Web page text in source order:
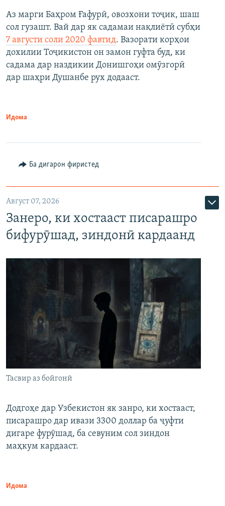
Аз марги Баҳром Ғафурӣ, овозхони тоҷик, шаш
сол гузашт. Вай дар як садамаи нақлиётӣ субҳи
7 августи соли 2020 фавтид. Вазорати корҳои
дохилии Тоҷикистон он замон гуфта буд, ки
садама дар наздикии Донишгоҳи омӯзгорӣ
дар шаҳри Душанбе рух додааст.
Идома
Ба дигарон фиристед
Август 07, 2026
Занеро, ки хостааст писарашро
бифурӯшад, зиндонӣ кардаанд
Тасвир аз бойгонӣ
Додгоҳе дар Узбекистон як занро, ки хостааст,
писарашро дар ивази 3300 доллар ба ҷуфти
дигаре фурӯшад, ба севуним сол зиндон
маҳкум кардааст.
Идома